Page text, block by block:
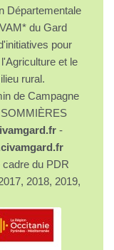
de
Serre (GES)
l'acheter
de Gaz à
Départementale
du Gard
pour
et le
rural.
de Campagne
-
du PDR
2018, 2019,